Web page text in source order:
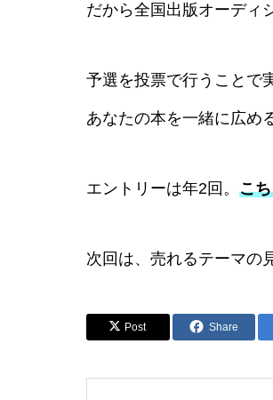
だから全国出版オーディ
予選を投票で行うことで
あなたの本を一緒に広め
エントリーは年2回。 こ
次回は、売れるテーマの
Post Share